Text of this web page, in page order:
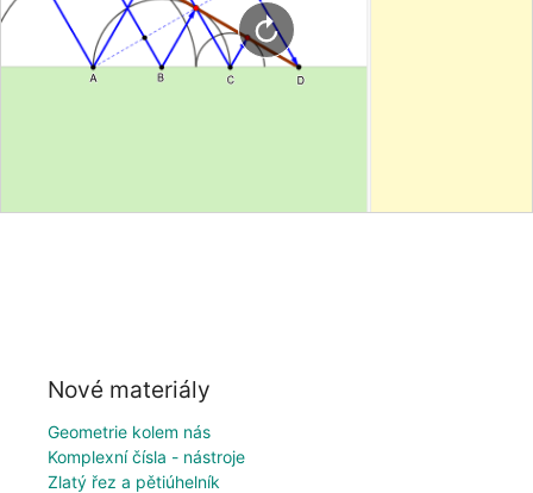
Nové materiály
Geometrie kolem nás
Komplexní čísla - nástroje
Zlatý řez a pětiúhelník